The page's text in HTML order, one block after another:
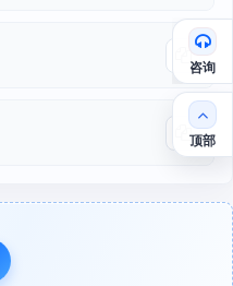
咨询
顶部